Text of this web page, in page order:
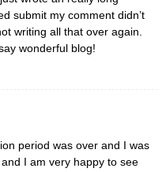
submit my comment didn’t
writing all that over again.
wonderful blog!
period was over and I was
and I am very happy to see